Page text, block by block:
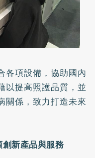
各項設備，協助國內
以提高照護品質，並
關係，致力打造未來
新產品與服務